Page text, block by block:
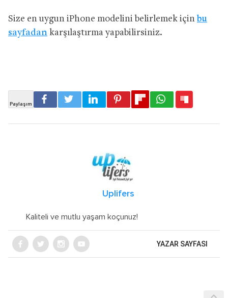
Size en uygun iPhone modelini belirlemek için bu
sayfadan karşılaştırma yapabilirsiniz.
Uplifers
Kaliteli ve mutlu yaşam koçunuz!
YAZAR SAYFASI